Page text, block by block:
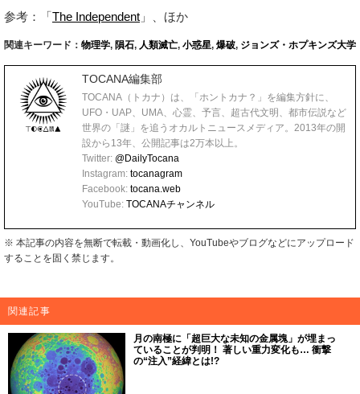
参考：「The Independent 」、ほか
関連キーワード： 物理学, 隕石, 人類滅亡, 小惑星, 爆破, ジョンズ・ホプキンズ大学
TOCANA編集部
TOCANA（トカナ）は、「ホントカナ？」を編集方針に、
UFO・UAP、UMA、心霊、予言、超古代文明、都市伝説など
世界の「謎」を追うオカルトニュースメディア。2013年の開
設から13年、公開記事は2万本以上。
Twitter: @DailyTocana
Instagram: tocanagram
Facebook: tocana.web
YouTube: TOCANAチャンネル
※ 本記事の内容を無断で転載・動画化し、YouTubeやブログなどにアップロード
することを固く禁じます。
関連記事
月の南極に「超巨大な未知の金属塊」が埋まっ
ていることが判明！ 著しい重力変化も… 衝撃
の“注入”経緯とは!?